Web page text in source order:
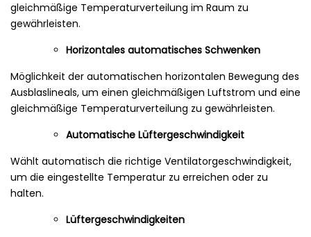
gleichmäßige Temperaturverteilung im Raum zu
gewährleisten.
Horizontales automatisches Schwenken
Möglichkeit der automatischen horizontalen Bewegung des
Ausblaslineals, um einen gleichmäßigen Luftstrom und eine
gleichmäßige Temperaturverteilung zu gewährleisten.
Automatische Lüftergeschwindigkeit
Wählt automatisch die richtige Ventilatorgeschwindigkeit,
um die eingestellte Temperatur zu erreichen oder zu
halten.
Lüftergeschwindigkeiten